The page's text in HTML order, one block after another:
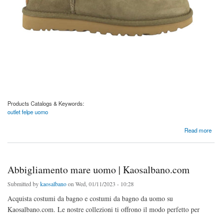
Products Catalogs & Keywords:
outlet felpe uomo
Read more
Abbigliamento mare uomo | Kaosalbano.com
Submitted bykaosalbanoon Wed, 01/11/2023 - 10:28
Acquista costumi da bagno e costumi da bagno da uomo su
Kaosalbano.com. Le nostre collezioni ti offrono il modo perfetto per